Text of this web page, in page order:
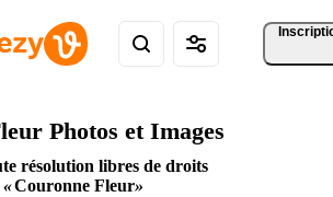
Photos et Images
résolution libres de droits
Couronne Fleur